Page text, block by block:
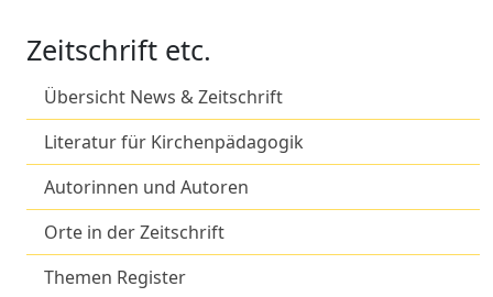
Zeitschrift etc.
Übersicht News & Zeitschrift
Literatur für Kirchenpädagogik
Autorinnen und Autoren
Orte in der Zeitschrift
Themen Register